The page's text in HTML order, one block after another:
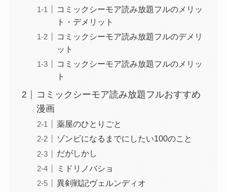
コミックシーモア読み放題フルのメリッ
ト・デメリット
コミックシーモア読み放題フルのデメリ
ット
コミックシーモア読み放題フルのメリッ
ト
コミックシーモア読み放題フルおすすめ
漫画
薬屋のひとりごと
ゾンビになるまでにしたい100のこと
だがしかし
ミドリノバショ
異剣戦記ヴェルンディオ